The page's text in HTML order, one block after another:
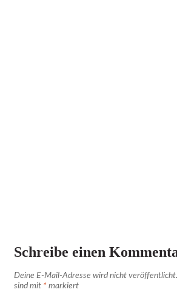
Schreibe einen
Deine E-Mail-Adresse wird nicht veröffentlicht.
sind mit * markiert